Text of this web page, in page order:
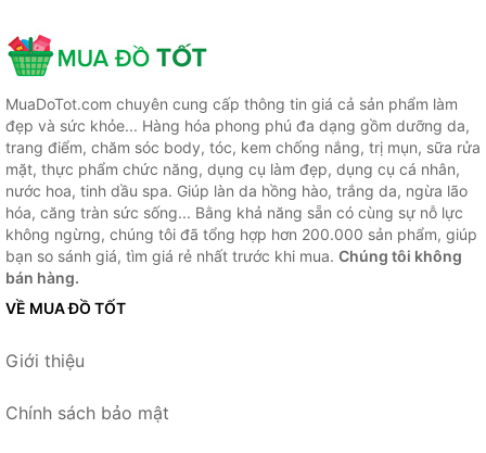
MuaDoTot.com chuyên cung cấp thông tin giá cả sản phẩm làm
đẹp và sức khỏe... Hàng hóa phong phú đa dạng gồm dưỡng da,
trang điểm, chăm sóc body, tóc, kem chống nắng, trị mụn, sữa rửa
mặt, thực phẩm chức năng, dụng cụ làm đẹp, dụng cụ cá nhân,
nước hoa, tinh dầu spa. Giúp làn da hồng hào, trắng da, ngừa lão
hóa, căng tràn sức sống... Bằng khả năng sẵn có cùng sự nỗ lực
không ngừng, chúng tôi đã tổng hợp hơn 200.000 sản phẩm, giúp
bạn so sánh giá, tìm giá rẻ nhất trước khi mua. Chúng tôi không
bán hàng.
VỀ MUA ĐỒ TỐT
Giới thiệu
Chính sách bảo mật